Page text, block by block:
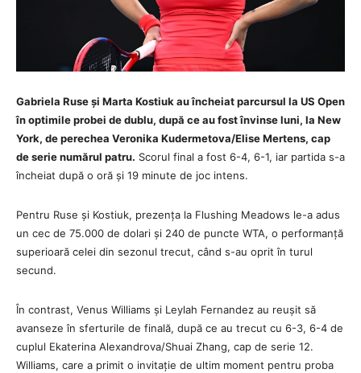
Gabriela Ruse și Marta Kostiuk au încheiat parcursul la US Open
în optimile probei de dublu, după ce au fost învinse luni, la New
York, de perechea Veronika Kudermetova/Elise Mertens, cap
de serie numărul patru. Scorul final a fost 6-4, 6-1, iar partida s-a
încheiat după o oră și 19 minute de joc intens.
Pentru Ruse și Kostiuk, prezența la Flushing Meadows le-a adus
un cec de 75.000 de dolari și 240 de puncte WTA, o performanță
superioară celei din sezonul trecut, când s-au oprit în turul
secund.
În contrast, Venus Williams și Leylah Fernandez au reușit să
avanseze în sferturile de finală, după ce au trecut cu 6-3, 6-4 de
cuplul Ekaterina Alexandrova/Shuai Zhang, cap de serie 12.
Williams, care a primit o invitație de ultim moment pentru proba